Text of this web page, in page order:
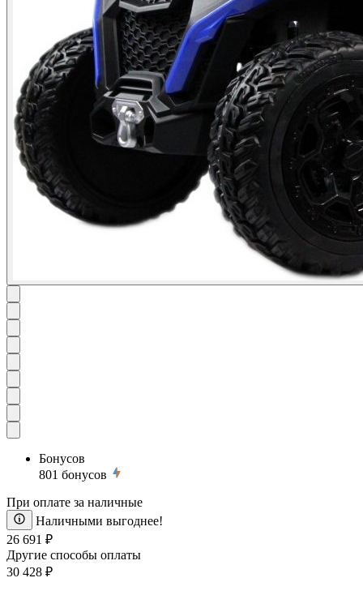
Бонусов
801 бонусов
При оплате за наличные
Наличными выгоднее!
26 691 ₽
Другие способы оплаты
30 428 ₽